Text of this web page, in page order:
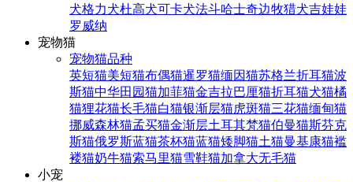
犬格力犬杜高犬可卡犬法斗哈士奇边牧猎犬吉娃娃
罗威纳
宠物猫
宠物猫品种
英短猫美短猫布偶猫暹罗猫缅因猫苏格兰折耳猫波
斯猫中华田园猫加菲猫金吉拉巴厘猫折耳猫犬猫橘
猫狸花猫长毛猫白猫银渐层猫虎斑猫三花猫缅甸猫
挪威森林猫孟买猫金渐层土耳其梵猫伯曼猫斯芬克
斯猫俄罗斯蓝猫茶杯猫蓝猫矮脚猫土猫曼基康猫褴
褛猫奶牛猫索马里猫雪鞋猫加拿大无毛猫
小宠